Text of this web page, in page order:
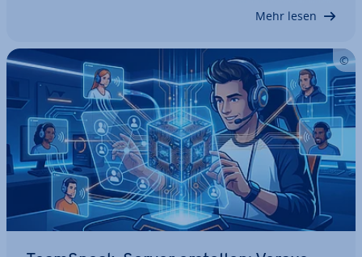
Mehr lesen